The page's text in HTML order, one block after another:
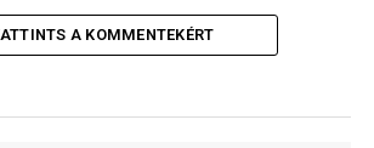
A KOMMENTEKÉRT